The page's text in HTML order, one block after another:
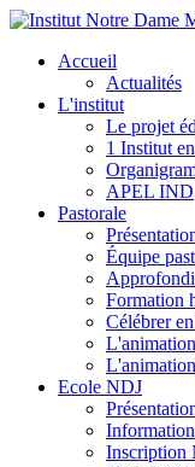
Accueil
Actualités
L'institut
Le projet
1 Institut
APEL IND
Pastorale
Équipe
Formation
Célébrer
Ecole NDJ
Inscription